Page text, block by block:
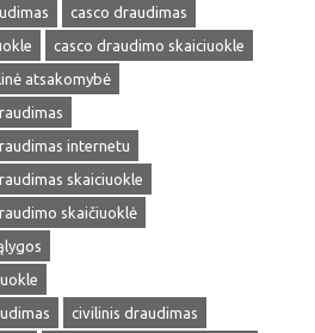
casco draudimas
casco draudimo skaiciuokle
atsakomybė
internetu
skaiciuokle
skaičiuoklė
civilinis draudimas